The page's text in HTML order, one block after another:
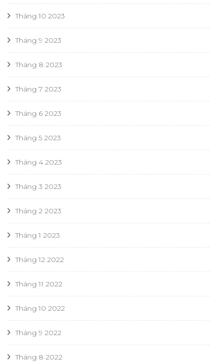
Tháng 10 2023
Tháng 9 2023
Tháng 8 2023
Tháng 7 2023
Tháng 6 2023
Tháng 5 2023
Tháng 4 2023
Tháng 3 2023
Tháng 2 2023
Tháng 1 2023
Tháng 12 2022
Tháng 11 2022
Tháng 10 2022
Tháng 9 2022
Tháng 8 2022